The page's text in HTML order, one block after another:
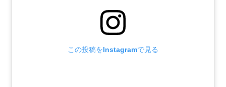
この投稿をInstagramで見る